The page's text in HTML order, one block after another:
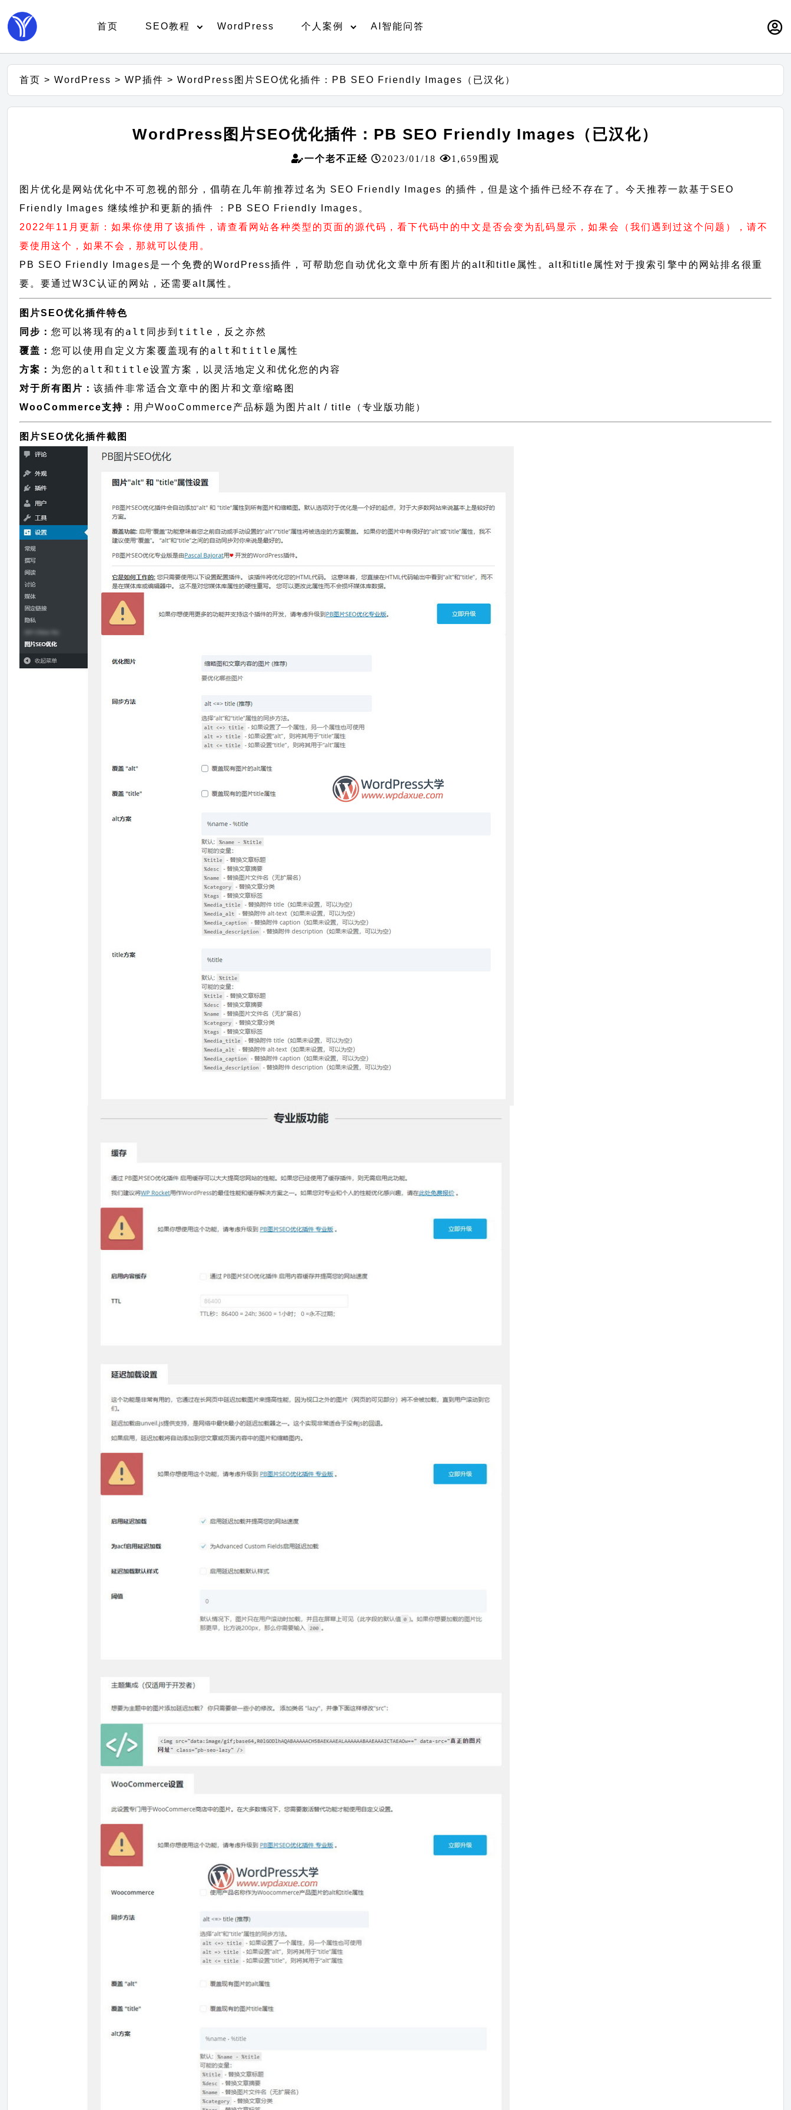
首页 SEO教程 WordPress 个人案例 AI智能问答
首页 >WordPress >WP插件 >WordPress图片SEO优化插件：PB SEO Friendly Images（已汉化）
WordPress图片SEO优化插件：PB SEO Friendly Images（已汉化）
一个老不正经 2023/01/18 1,659围观
图片优化是网站优化中不可忽视的部分，倡萌在几年前推荐过名为 SEO Friendly Images 的插件，但是这个插件已经不存在了。今天推荐一款基于SEO
Friendly Images 继续维护和更新的插件 ：PB SEO Friendly Images。
2022年11月更新：如果你使用了该插件，请查看网站各种类型的页面的源代码，看下代码中的中文是否会变为乱码显示，如果会（我们遇到过这个问题），请不
要使用这个，如果不会，那就可以使用。
PB SEO Friendly Images是一个免费的WordPress插件，可帮助您自动优化文章中所有图片的alt和title属性。alt和title属性对于搜索引擎中的网站排名很重
要。要通过W3C认证的网站，还需要alt属性。
图片SEO优化插件特色
同步：您可以将现有的 alt 同步到 title ，反之亦然
覆盖：您可以使用自定义方案覆盖现有的 alt和 title 属性
方案： 为您的 alt和 title设置方案，以灵活地定义和优化您的内容
对于所有图片：该插件非常适合文章中的图片和文章缩略图
WooCommerce支持： 用户WooCommerce产品标题为图片alt / title（专业版功能）
图片SEO优化插件截图